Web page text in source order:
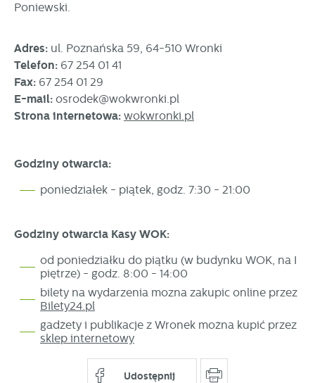
Poniewski.
Adres: ul. Poznańska 59, 64-510 Wronki
Telefon: 67 254 01 41
Fax: 67 254 01 29
E-mail: osrodek@wokwronki.pl
Strona internetowa: wokwronki.pl
Godziny otwarcia:
poniedziałek - piątek, godz. 7:30 - 21:00
Godziny otwarcia Kasy WOK:
od poniedziałku do piątku (w budynku WOK, na I
piętrze) - godz. 8:00 - 14:00
bilety na wydarzenia mozna zakupic online przez
Bilety24.pl
gadżety i publikacje z Wronek można kupić przez
sklep internetowy
Udostępnij